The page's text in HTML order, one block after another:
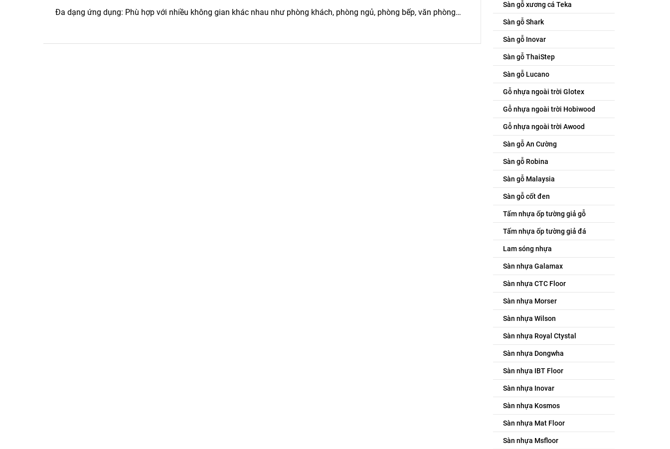
Đa dạng ứng dụng: Phù hợp với nhiều không gian khác nhau như phòng khách, phòng ngủ, phòng bếp, văn phòng…
Sàn gỗ xương cá Teka
Sàn gỗ Shark
Sàn gỗ Inovar
Sàn gỗ ThaiStep
Sàn gỗ Lucano
Gỗ nhựa ngoài trời Glotex
Gỗ nhựa ngoài trời Hobiwood
Gỗ nhựa ngoài trời Awood
Sàn gỗ An Cường
Sàn gỗ Robina
Sàn gỗ Malaysia
Sàn gỗ cốt đen
Tấm nhựa ốp tường giả gỗ
Tấm nhựa ốp tường giả đá
Lam sóng nhựa
Sàn nhựa Galamax
Sàn nhựa CTC Floor
Sàn nhựa Morser
Sàn nhựa Wilson
Sàn nhựa Royal Ctystal
Sàn nhựa Dongwha
Sàn nhựa IBT Floor
Sàn nhựa Inovar
Sàn nhựa Kosmos
Sàn nhựa Mat Floor
Sàn nhựa Msfloor